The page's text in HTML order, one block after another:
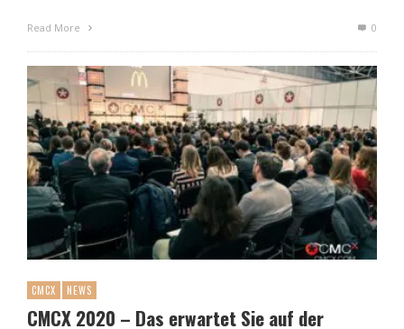
Read More 0
CMCX NEWS
CMCX 2020 – Das erwartet Sie auf der